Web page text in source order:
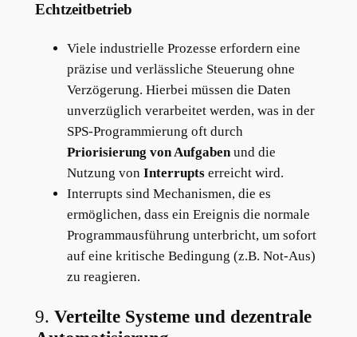
Echtzeitbetrieb
Viele industrielle Prozesse erfordern eine
präzise und verlässliche Steuerung ohne
Verzögerung. Hierbei müssen die Daten
unverzüglich verarbeitet werden, was in der
SPS-Programmierung oft durch
Priorisierung von Aufgabenund die
Nutzung von Interruptserreicht wird.
Interrupts sind Mechanismen, die es
ermöglichen, dass ein Ereignis die normale
Programmausführung unterbricht, um sofort
auf eine kritische Bedingung (z.B. Not-Aus)
zu reagieren.
9. Verteilte Systeme und dezentrale